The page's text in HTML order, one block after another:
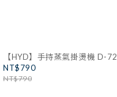
【HYD】手持蒸氣掛燙機 D-72
NT$790
NT$790